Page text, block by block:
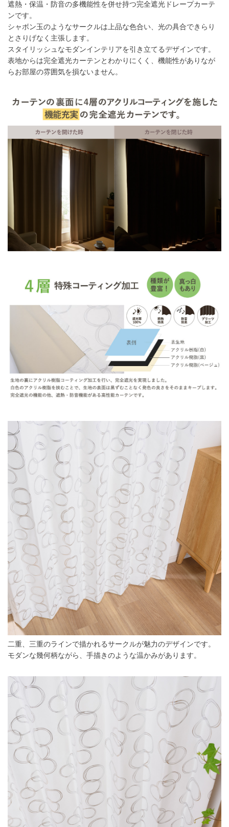
2倍ヒダ
遮熱・保温・防音の多機能性を併せ持つ完全遮光ドレープカーテ
ンです。
シャボン玉のようなサークルは上品な色合い、光の具合できらり
とさりげなく主張します。
スタイリッシュなモダンインテリアを引き立てるデザインです。
表地からは完全遮光カーテンとわかりにくく、機能性がありなが
らお部屋の雰囲気を損ないません。
二重、三重のラインで描かれるサークルが魅力のデザインです。
モダンな幾何柄ながら、手描きのような温かみがあります。